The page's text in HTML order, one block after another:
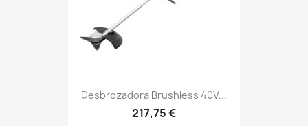
Desbrozadora Brushless 40V...
217,75 €